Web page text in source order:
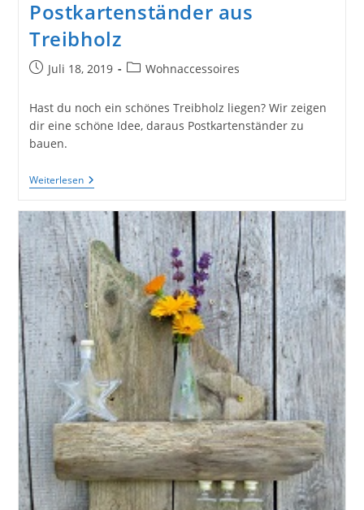
Postkartenständer aus
Treibholz
BeitragJuli 18, 2019
Beitrags-
Wohnaccessoires
Hast du noch ein schönes Treibholz liegen? Wir zeigen
dir eine schöne Idee, daraus Postkartenständer zu
bauen.
WeiterlesenBau
Dir
Eigenen
Postkartenständer
Aus
Treibholz